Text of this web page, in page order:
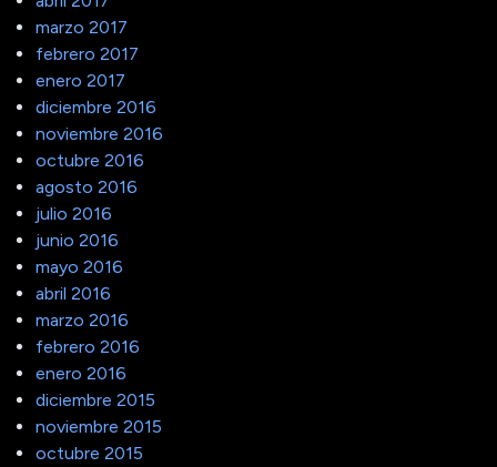
marzo 2017
febrero 2017
enero 2017
diciembre 2016
noviembre 2016
octubre 2016
agosto 2016
julio 2016
junio 2016
mayo 2016
abril 2016
marzo 2016
febrero 2016
enero 2016
diciembre 2015
noviembre 2015
octubre 2015